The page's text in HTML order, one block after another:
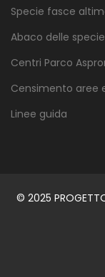
Specie fasce
Abaco delle specie
Centri Parco
Censimento aree
Linee guida
© 2025